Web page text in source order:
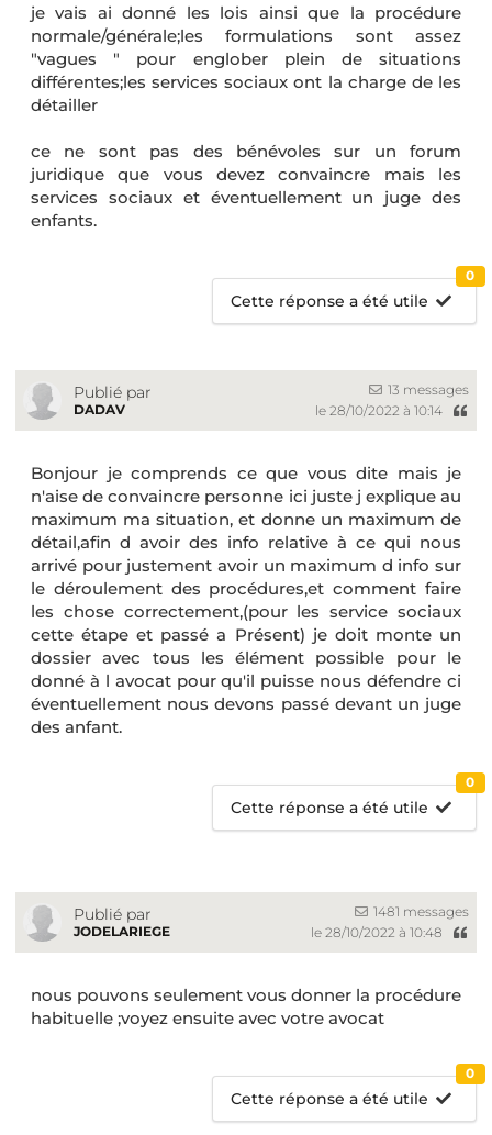
je vais ai donné les lois ainsi que la procédure
normale/générale;les formulations sont assez
"vagues " pour englober plein de situations
différentes;les services sociaux ont la charge de les
détailler
ce ne sont pas des bénévoles sur un forum
juridique que vous devez convaincre mais les
services sociaux et éventuellement un juge des
enfants.
Cette réponse a été utile
0
Publié par
DADAV
13 messages
le 28/10/2022 à 10:14
Bonjour je comprends ce que vous dite mais je
n'aise de convaincre personne ici juste j explique au
maximum ma situation, et donne un maximum de
détail,afin d avoir des info relative à ce qui nous
arrivé pour justement avoir un maximum d info sur
le déroulement des procédures,et comment faire
les chose correctement,(pour les service sociaux
cette étape et passé a Présent) je doit monte un
dossier avec tous les élément possible pour le
donné à l avocat pour qu'il puisse nous défendre ci
éventuellement nous devons passé devant un juge
des anfant.
Cette réponse a été utile
0
Publié par
JODELARIEGE
1481 messages
le 28/10/2022 à 10:48
nous pouvons seulement vous donner la procédure
habituelle ;voyez ensuite avec votre avocat
Cette réponse a été utile
0